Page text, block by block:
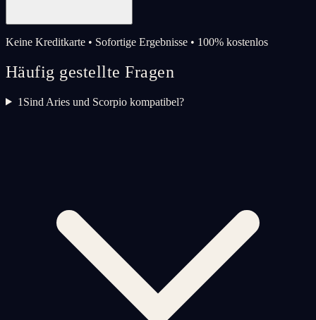
Keine Kreditkarte • Sofortige Ergebnisse • 100% kostenlos
Häufig gestellte Fragen
1 Sind Aries und Scorpio kompatibel?